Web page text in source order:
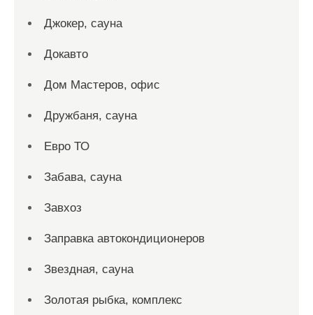
Джокер, сауна
Докавто
Дом Мастеров, офис
Дружбаня, сауна
Евро ТО
Забава, сауна
Завхоз
Заправка автокондиционеров
Звездная, сауна
Золотая рыбка, комплекс